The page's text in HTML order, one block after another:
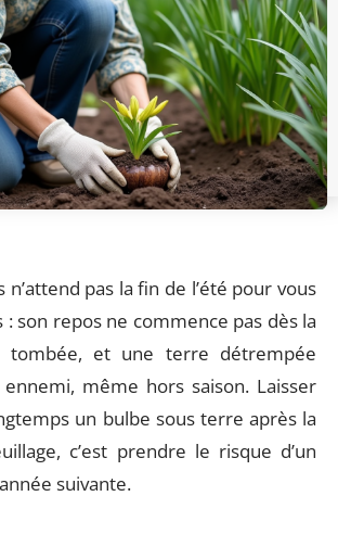
n’attend pas la fin de l’été pour vous
son repos ne commence pas dès la
tombée, et une terre détrempée
même hors saison. Laisser
un bulbe sous terre après la
c’est prendre le risque d’un
suivante.